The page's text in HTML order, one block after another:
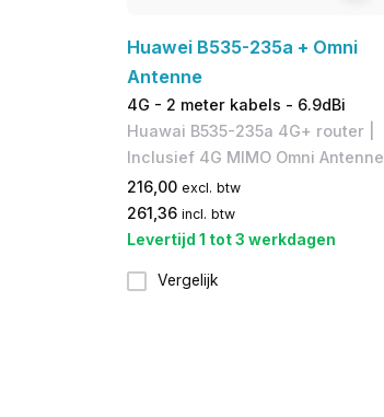
Huawei B535-235a + Omni
Antenne
4G - 2 meter kabels - 6.9dBi
Huawai B535-235a 4G+ router |
Inclusief 4G MIMO Omni Antenne
216,00 excl. btw
261,36 incl. btw
Levertijd 1 tot 3 werkdagen
Vergelijk